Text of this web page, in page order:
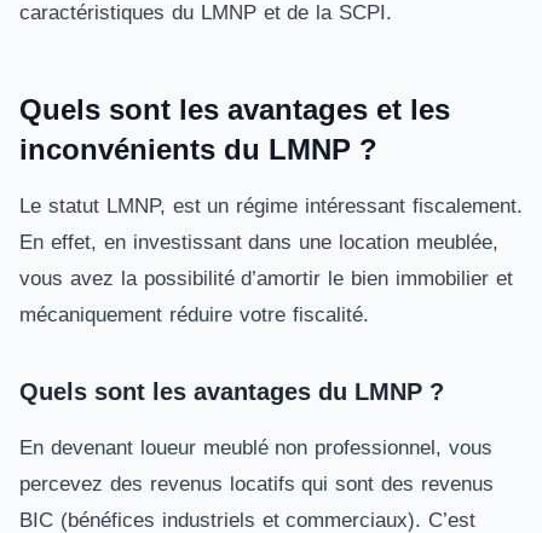
caractéristiques du LMNP et de la SCPI.
Quels sont les avantages et les
inconvénients du LMNP ?
Le statut LMNP, est un régime intéressant fiscalement.
En effet, en investissant dans une location meublée,
vous avez la possibilité d’amortir le bien immobilier et
mécaniquement réduire votre fiscalité.
Quels sont les avantages du LMNP ?
En devenant loueur meublé non professionnel, vous
percevez des revenus locatifs qui sont des revenus
BIC (bénéfices industriels et commerciaux). C’est